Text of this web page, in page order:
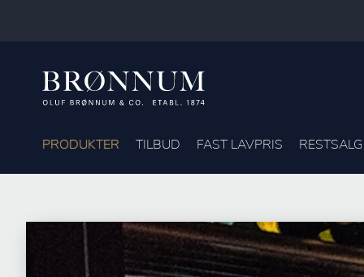
PRODUKTER TILBUD FAST LAVPRIS RESTSALG